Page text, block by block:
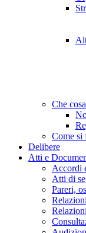
Che
Come si
Delibere
Atti e
Accordi
Atti di
Pareri,